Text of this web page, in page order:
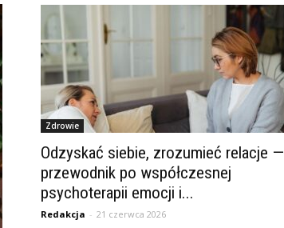
Zdrowie
Odzyskać siebie, zrozumieć relacje —
przewodnik po współczesnej
psychoterapii emocji i...
Redakcja - 21 czerwca 2026